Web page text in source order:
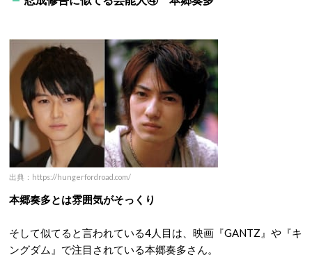
出典：https://hungerfordroad.com/
本郷奏多とは雰囲気がそっくり
そして似てると言われている4人目は、映画『GANTZ』や『キ
ングダム』で注目されている本郷奏多さん。